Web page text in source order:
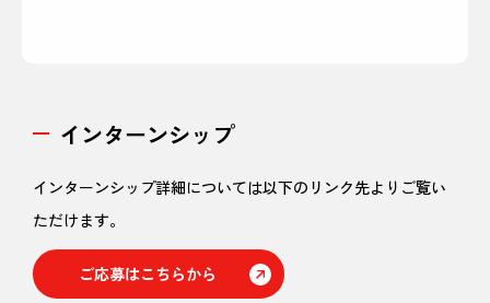
インターンシップ
インターンシップ詳細については以下のリンク先よりご覧い
ただけます。
ご応募はこちらから